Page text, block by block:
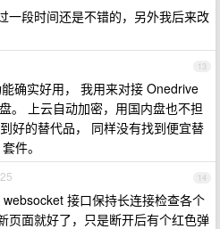
一段时间还是不错的，另外我后来改
13
确实好用， 我用来对接 Onedrive
。 上云自动加密，用国内盘也不担
好的替代品， 同样没有找到便宜替
件。
14
接口保持长连接检查各个
页面就好了，只是断开后有个红色弹